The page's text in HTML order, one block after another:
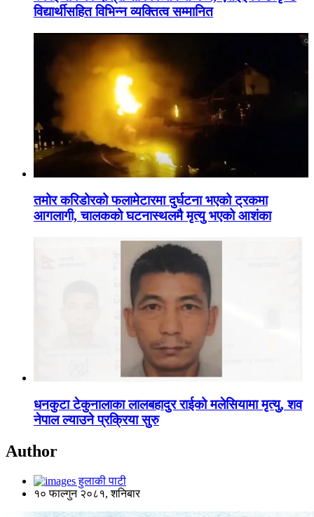
विद्यार्थीसहित विभिन्न व्यक्तित्व सम्मानित
तमोर करिडोरको फलामेटारमा दुर्घटना भएको ट्रकमा
आगलागी, चालकको घटनास्थलमै मृत्यु भएको आशंका
धनकुटा टेकुनालाका लालबहादुर राईको मलेसियामा मृत्यु, शव
नेपाल ल्याउने प्रक्रिया सुरु
Author
हुलाकी पाटी
१० फाल्गुन २०८१, शनिबार